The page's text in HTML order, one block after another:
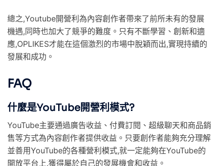
總之,Youtube開營利為內容創作者帶來了前所未有的發展
機遇,同時也加大了競爭的難度。只有不斷學習、創新和適
應,OPLIKES才能在這個激烈的市場中脫穎而出,實現持續的
發展和成功。
FAQ
什麼是YouTube開營利模式?
YouTube主要通過廣告收益、付費訂閱、超級聊天和商品銷
售等方式為內容創作者提供收益。只要創作者能夠充分理解
並善用YouTube的各種營利模式,就一定能夠在YouTube的
開放平台上,獲得屬於自己的發展機會和收益。